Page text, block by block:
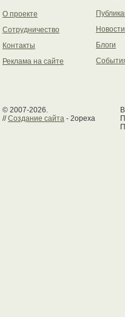
О проекте
Сотрудничество
Контакты
Реклама на сайте
Новости
Блоги
© 2007-2026.
//Создание сайта - 2opexa